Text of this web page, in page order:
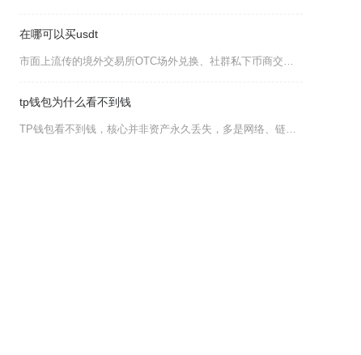
在哪可以买usdt
市面上流传的境外交易所OTC场外兑换、社群私下币商交易、线下现金兑换、匿名转账换币等所谓购
tp钱包为什么看不到钱
TP钱包看不到钱，核心并非资产永久丢失，多是网络、链切换、代币未添加、钱包同步或版本问题导